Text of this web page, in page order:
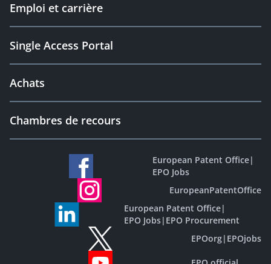
Emploi et carrière
Single Access Portal
Achats
Chambres de recours
European Patent Office|
EPO Jobs
EuropeanPatentOffice
European Patent Office|
EPO Jobs| EPO Procurement
EPOorg| EPOjobs